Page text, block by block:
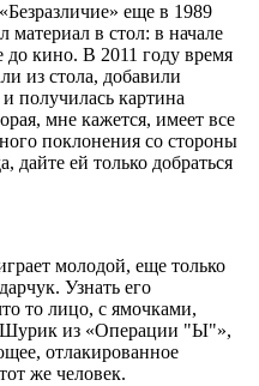
еще в 1989
материал в стол: в начале
до кино. В 2011 году время
из стола, добавили
получилась картина
мне кажется, имеет все
поклонения со стороны
дайте ей только добраться
молодой, еще только
Узнать его
то лицо, с ямочками,
Шурик из «Операции "Ы"»,
отлакированное
же человек.